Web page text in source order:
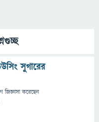
সুগারের
জিজ্ঞাসাকরেছেন